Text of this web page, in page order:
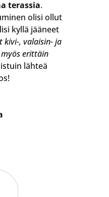
terassia.
olisi ollut
kyllä jääneet
kivi-, valaisin- ja
erittäin
lähteä